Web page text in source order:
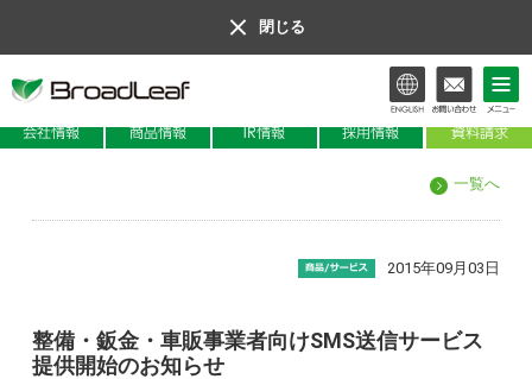
閉じる
IR情報
一覧へ
2015年09月03日
整備・鈑金・車販事業者向けSMS送信サービス
提供開始のお知らせ